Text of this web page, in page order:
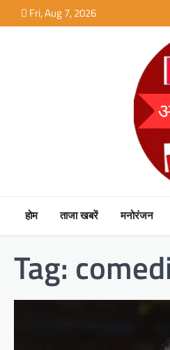
to
Fri, Aug 7, 2026
होम ताजा खबरें मनोरंजन
Tag: